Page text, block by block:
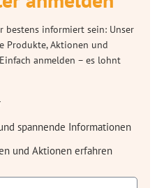
bestens informiert sein: Unser
Produkte, Aktionen und
anmelden – es lohnt
spannende Informationen
und Aktionen erfahren